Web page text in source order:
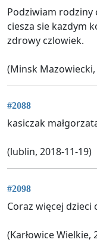
Podziwiam rodziny
ciesza sie kazdym
zdrowy czlowiek.
(Minsk Mazowiecki,
#2088
kasiczak
(lublin, 2018-11-19)
#2098
Coraz więcej dzieci
(Karłowice Wielkie,